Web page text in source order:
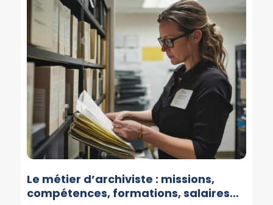
Le métier d’archiviste : missions,
compétences, formations, salaires…